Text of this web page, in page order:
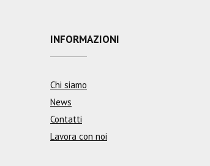
INFORMAZIONI
Chi siamo
News
Contatti
Lavora con noi